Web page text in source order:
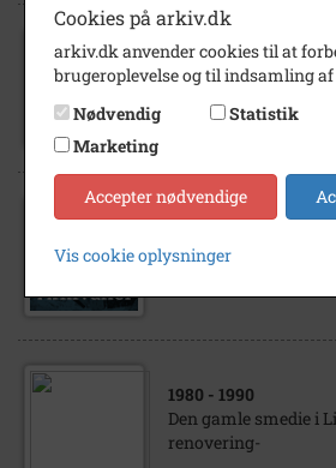
1900- 1920
Den gamle smedie i
renovering.
Barup smedje
1980 - 1990
Den gamle smedie i
renovering-
Cookies på arkiv.dk
arkiv.dk anvender cookies til at
brugeroplevelse og til indsamling
Nødvendig
Statistik
Marketing
Accepter nødvendige
Vis cookie oplysninger